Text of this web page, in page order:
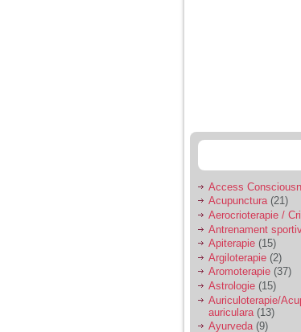
Access
Acupunctura(21)
Aerocrioterapie /
Antrenament
Apiterapie (15)
Argiloterapie (2)
Aromoterapie (37)
Astrologie (15)
Auriculoterapie/
auriculara (13)
Ayurveda(9)